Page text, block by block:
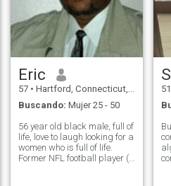
Eric
57 • Hartford, Connecticut, Estados Unidos
Buscando: Mujer 25 - 50
56 year old black male, full of
life, love to laugh looking for a
women who is full of life.
Former NFL football player (if
51